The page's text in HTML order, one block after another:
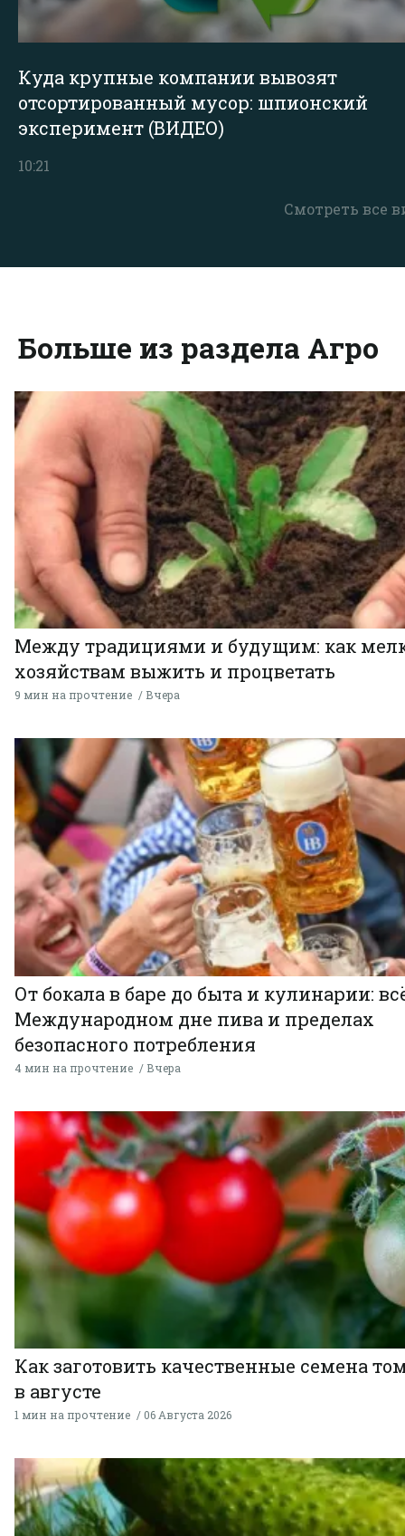
Смотреть все
Куда крупные компании вывозят
отсортированный мусор: шпионский
эксперимент (ВИДЕО)
10:21
Больше из раздела Агро
Между традициями и будущим: как
хозяйствам выжить и процветать
9 мин на прочтение Вчера
От бокала в баре до быта и кулинарии:
Международном дне пива и пределах
безопасного потребления
4 мин на прочтение Вчера
Как заготовить качественные семена
в августе
1 мин на прочтение 06 Августа 2026